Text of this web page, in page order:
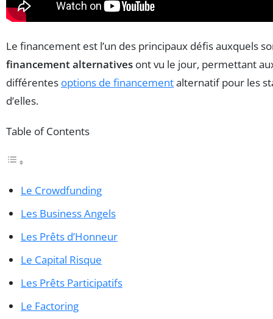
Le financement est l’un des principaux défis auxquels
financement alternatives ont vu le jour, permettant
différentes options de financementalternatif pour les
d’elles.
Table of Contents
Le Crowdfunding
Les Business Angels
Les Prêts d’Honneur
Le Capital Risque
Les Prêts Participatifs
Le Factoring